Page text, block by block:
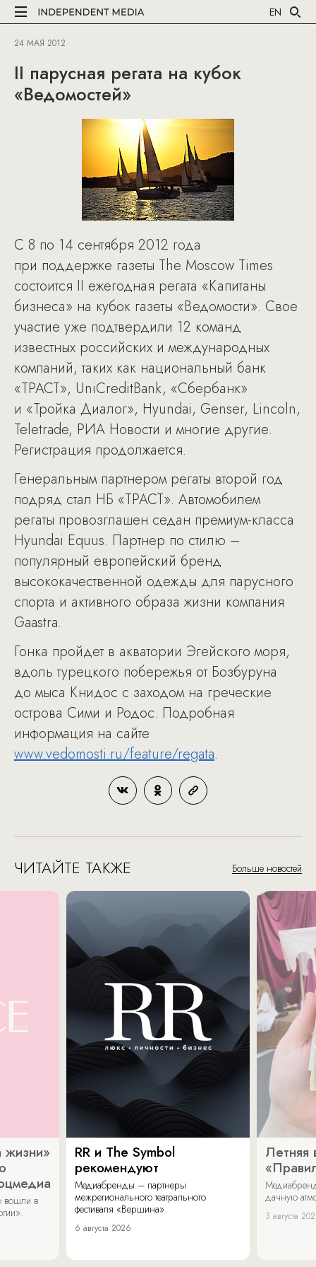
EN
24 МАЯ 2012
II парусная регата на кубок
«Ведомостей»
С 8 по 14 сентября 2012 года
при поддержке газеты The Moscow Times
состоится II ежегодная регата «Капитаны
бизнеса» на кубок газеты «Ведомости». Свое
участие уже подтвердили 12 команд
известных российских и международных
компаний, таких как национальный банк
«ТРАСТ», UniCreditBank, «Сбербанк»
и «Тройка Диалог», Hyundai, Genser, Lincoln,
Teletrade, РИА Новости и многие другие.
Регистрация продолжается.
Генеральным партнером регаты второй год
подряд стал НБ «ТРАСТ». Автомобилем
регаты провозглашен седан премиум-класса
Hyundai Equus. Партнер по стилю –
популярный европейский бренд
высококачественной одежды для парусного
спорта и активного образа жизни компания
Gaastra.
Гонка пройдет в акватории Эгейского моря,
вдоль турецкого побережья от Бозбуруна
до мыса Книдос с заходом на греческие
острова Сими и Родос. Подробная
информация на сайте
www.vedomosti.ru/feature/regata.
ЧИТАЙТЕ ТАКЖЕ Больше новостей
жизни»
вошли в
RR и The Symbol
рекомендуют
Медиабренды – партнеры
межрегионального театрального
фестиваля «Вершина».
6 августа 2026
Летняя
дачную
3 августа